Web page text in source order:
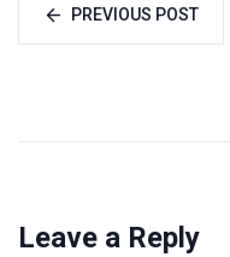
PREVIOUS POST
Leave a Reply